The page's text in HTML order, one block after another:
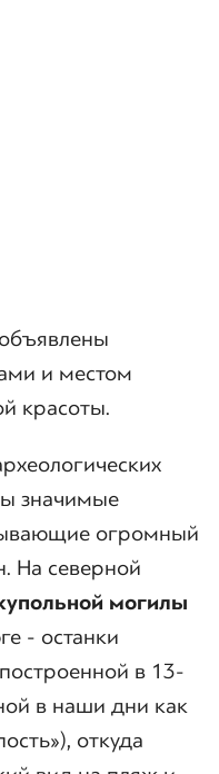
и местом
красоты.
значимые
огромный
На северной
могилы
- останки
в 13-
в наши дни как
откуда